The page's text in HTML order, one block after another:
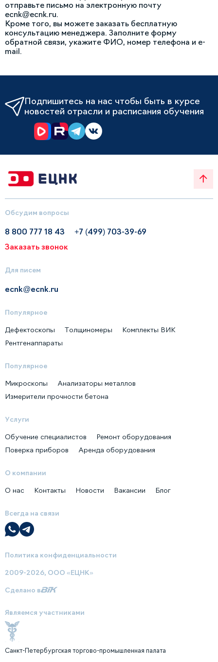
отправьте письмо на электронную почту
ecnk@ecnk.ru
Кроме того, вы можете заказать бесплатную
консультацию менеджера. Заполните форму
обратной связи, укажите ФИО, номер телефона и e-
mail.
Подпишитесь на нас чтобы быть в курсе
новостей отрасли и расписания обучения
Обсудим вопросы
8 800 777 18 43
+7 (499) 703-39-69
Заказать звонок
Для писем
ecnk@ecnk.ru
Популярное
Дефектоскопы Толщиномеры
Комплекты ВИК
Рентгенаппараты
Популярное
Микроскопы
Анализаторы металлов
Измерители прочности бетона
Услуги
Обучение специалистов
Ремонт оборудования
Поверка приборов
Аренда оборудования
О компании
О нас Контакты Новости Вакансии Блог
Всегда на связи
Политика конфиденциальности
2009-2026, ООО «ЕЦНК»
Сделано в
Являемся участниками
Санкт-Петербургская торгово-промышленная палата